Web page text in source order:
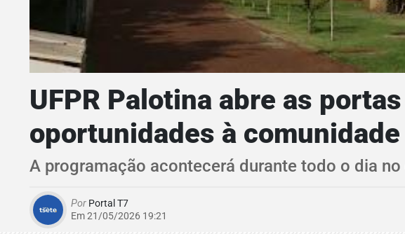
UFPR Palotina abre as
oportunidades à comunidade
A programação acontecerá durante todo o dia no
Por Portal T7
Em 21/05/2026 19:21